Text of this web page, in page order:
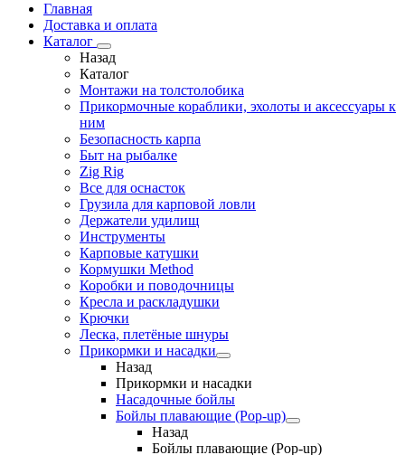
Главная
Доставка и оплата
Каталог
Назад
Каталог
Монтажи на толстолобика
Прикормочные кораблики, эхолоты и аксессуары к
ним
Безопасность карпа
Быт на рыбалке
Zig Rig
Все для оснасток
Грузила для карповой ловли
Держатели удилищ
Инструменты
Карповые катушки
Кормушки Method
Коробки и поводочницы
Кресла и раскладушки
Крючки
Леска, плетёные шнуры
Прикормки и насадки
Назад
Прикормки и насадки
Насадочные бойлы
Бойлы плавающие (Pop-up)
Назад
Бойлы плавающие (Pop-up)